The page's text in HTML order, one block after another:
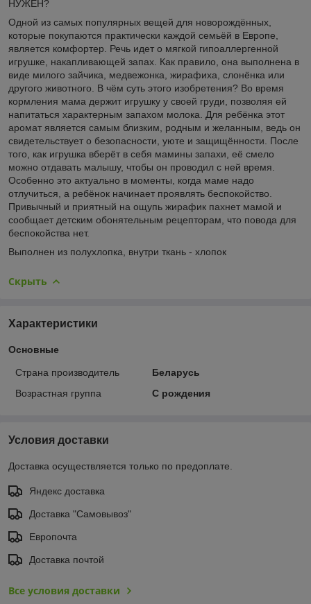
НУЖЕН?
Одной из самых популярных вещей для новорождённых,
которые покупаются практически каждой семьёй в Европе,
является комфортер. Речь идет о мягкой гипоаллергенной
игрушке, накапливающей запах. Как правило, она выполнена в
виде милого зайчика, медвежонка, жирафиха, слонёнка или
другого животного. В чём суть этого изобретения? Во время
кормления мама держит игрушку у своей груди, позволяя ей
напитаться характерным запахом молока. Для ребёнка этот
аромат является самым близким, родным и желанным, ведь он
свидетельствует о безопасности, уюте и защищённости. После
того, как игрушка вберёт в себя мамины запахи, её смело
можно отдавать малышу, чтобы он проводил с ней время.
Особенно это актуально в моменты, когда маме надо
отлучиться, а ребёнок начинает проявлять беспокойство.
Привычный и приятный на ощупь жирафик пахнет мамой и
сообщает детским обонятельным рецепторам, что повода для
беспокойства нет.
Выполнен из полухлопка, внутри ткань - хлопок
Скрыть
Характеристики
Основные
Страна производитель
Беларусь
Возрастная группа
С рождения
Условия доставки
Доставка осуществляется только по предоплате.
Яндекс доставка
Доставка "Самовывоз"
Европочта
Доставка почтой
Все условия доставки